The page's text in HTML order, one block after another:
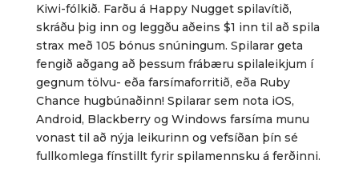
Kiwi-fólkið. Farðu á Happy Nugget spilavítið,
skráðu þig inn og leggðu aðeins $1 inn til að spila
strax með 105 bónus snúningum. Spilarar geta
fengið aðgang að þessum frábæru spilaleikjum í
gegnum tölvu- eða farsímaforritið, eða Ruby
Chance hugbúnaðinn! Spilarar sem nota iOS,
Android, Blackberry og Windows farsíma munu
vonast til að nýja leikurinn og vefsíðan þín sé
fullkomlega fínstillt fyrir spilamennsku á ferðinni.